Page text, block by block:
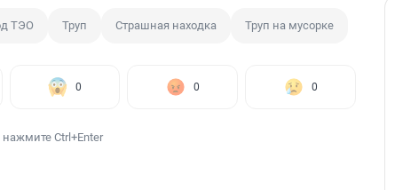
ТЭО Труп Страшная находка Труп на мусорке
0 0 0
Ctrl+Enter